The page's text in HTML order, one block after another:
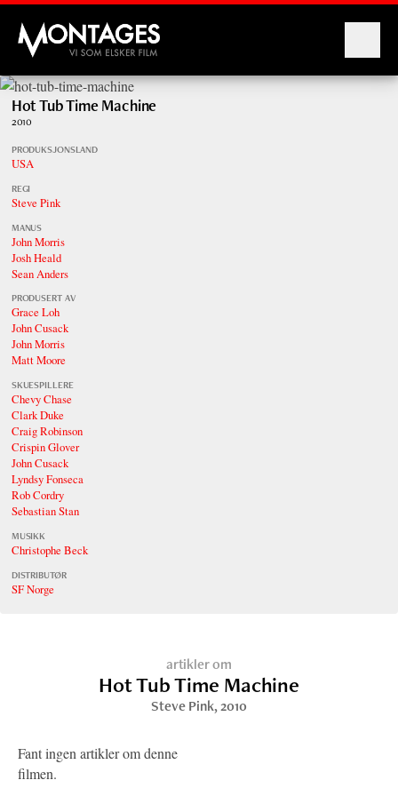
Montages
Hot Tub Time Machine
2010
PRODUKSJONSLAND
USA
REGI
Steve Pink
MANUS
John Morris
Josh Heald
Sean Anders
PRODUSERT AV
Grace Loh
John Cusack
John Morris
Matt Moore
SKUESPILLERE
Chevy Chase
Clark Duke
Craig Robinson
Crispin Glover
John Cusack
Lyndsy Fonseca
Rob Cordry
Sebastian Stan
MUSIKK
Christophe Beck
DISTRIBUTØR
SF Norge
artikler om
Hot Tub Time Machine
Steve Pink, 2010
Fant ingen artikler om denne
filmen.